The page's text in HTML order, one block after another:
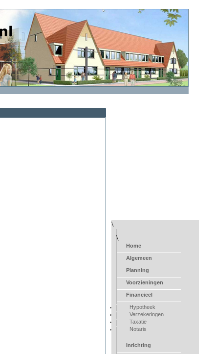
\
\
Home
Algemeen
Planning
Voorzieningen
Financieel
Hypotheek
Verzekeringen
Taxatie
Notaris
Inrichting